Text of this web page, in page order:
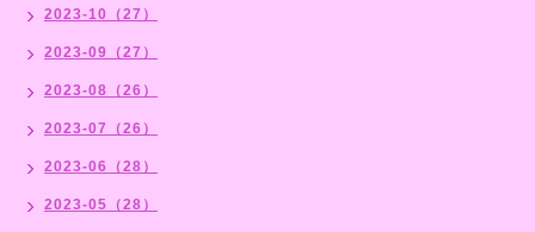
2023-10（27）
2023-09（27）
2023-08（26）
2023-07（26）
2023-06（28）
2023-05（28）